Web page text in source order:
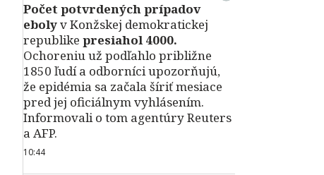
Počet potvrdených prípadov
ebolyv Konžskej demokratickej
republike presiahol 4000.
Ochoreniu už podľahlo približne
1850 ľudí a odborníci upozorňujú,
že epidémia sa začala šíriť mesiace
pred jej oficiálnym vyhlásením.
Informovali o tom agentúry Reuters
a AFP.
10:44